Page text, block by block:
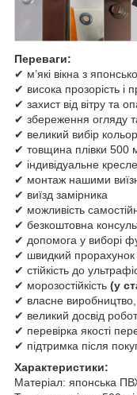
Переваги:
✔ м’які вікна з
✔ висока прозорість і
✔ захист від вітру та
✔ збереження огляду
✔ великий вибір
✔ товщина плівки 500
✔ індивідуальне
✔ монтаж нашими
✔ виїзд замірника
✔ можливість
✔ безкоштовна
✔ допомога у виборі
✔ швидкий прорахунок
✔ стійкість до
✔ морозостійкість (у
✔ власне виробництво,
✔ великий досвід
✔ перевірка якості
✔ підтримка після
Характеристики:
Матеріал: японська